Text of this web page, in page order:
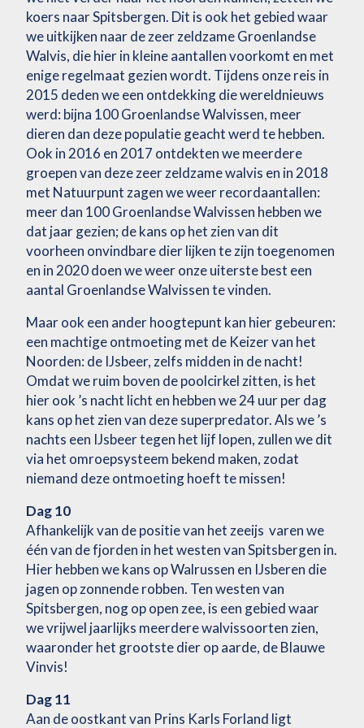
koers naar Spitsbergen. Dit is ook het gebied waar
we uitkijken naar de zeer zeldzame Groenlandse
Walvis, die hier in kleine aantallen voorkomt en met
enige regelmaat gezien wordt. Tijdens onze reis in
2015 deden we een ontdekking die wereldnieuws
werd: bijna 100 Groenlandse Walvissen, meer
dieren dan deze populatie geacht werd te hebben.
Ook in 2016 en 2017 ontdekten we meerdere
groepen van deze zeer zeldzame walvis en in 2018
met Natuurpunt zagen we weer recordaantallen:
meer dan 100 Groenlandse Walvissen hebben we
dat jaar gezien; de kans op het zien van dit
voorheen onvindbare dier lijken te zijn toegenomen
en in 2020 doen we weer onze uiterste best een
aantal Groenlandse Walvissen te vinden.
Maar ook een ander hoogtepunt kan hier gebeuren:
een machtige ontmoeting met de Keizer van het
Noorden: de IJsbeer, zelfs midden in de nacht!
Omdat we ruim boven de poolcirkel zitten, is het
hier ook ’s nacht licht en hebben we 24 uur per dag
kans op het zien van deze superpredator. Als we ’s
nachts een IJsbeer tegen het lijf lopen, zullen we dit
via het omroepsysteem bekend maken, zodat
niemand deze ontmoeting hoeft te missen!
Dag 10
Afhankelijk van de positie van het zeeijs varen we
één van de fjorden in het westen van Spitsbergen in.
Hier hebben we kans op Walrussen en IJsberen die
jagen op zonnende robben. Ten westen van
Spitsbergen, nog op open zee, is een gebied waar
we vrijwel jaarlijks meerdere walvissoorten zien,
waaronder het grootste dier op aarde, de Blauwe
Vinvis!
Dag 11
Aan de oostkant van Prins Karls Forland ligt